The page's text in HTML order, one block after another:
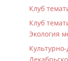
Клуб
Клуб
Экология